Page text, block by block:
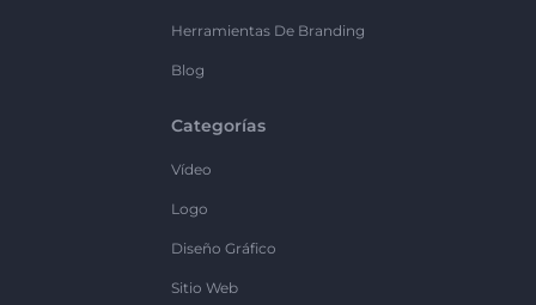
Herramientas De Branding
Blog
Categorías
Vídeo
Logo
Diseño Gráfico
Sitio Web